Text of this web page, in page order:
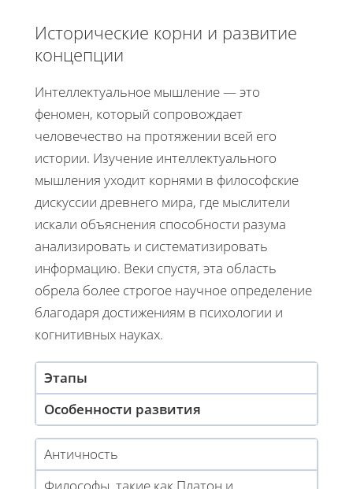
Исторические корни и развитие
концепции
Интеллектуальное мышление — это
феномен, который сопровождает
человечество на протяжении всей его
истории. Изучение интеллектуального
мышления уходит корнями в философские
дискуссии древнего мира, где мыслители
искали объяснения способности разума
анализировать и систематизировать
информацию. Веки спустя, эта область
обрела более строгое научное определение
благодаря достижениям в психологии и
когнитивных науках.
Этапы
Особенности развития
Античность
Философы, такие как Платон и